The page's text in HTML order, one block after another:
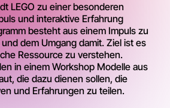
LEGO zu einer besonderen
und interaktive Erfahrung
besteht aus einem Impuls zu
dem Umgang damit. Ziel ist es
Ressource zu verstehen.
in einem Workshop Modelle aus
die dazu dienen sollen, die
und Erfahrungen zu teilen.